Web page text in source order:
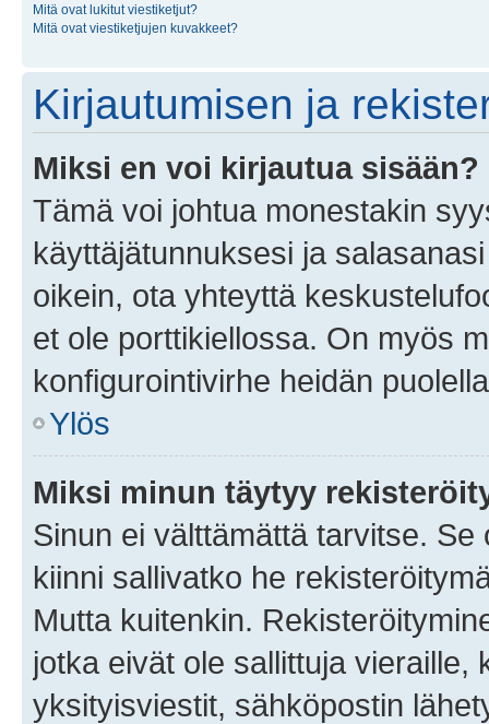
Mitä ovat lukitut viestiketjut?
Mitä ovat viestiketjujen kuvakkeet?
Kirjautumisen ja
Miksi en voi kirjautua sisään?
Tämä voi johtua monestakin
käyttäjätunnuksesi ja
oikein, ota yhteyttä
et ole porttikiellossa. On myös
konfigurointivirhe heidän
Ylös
Miksi minun täytyy
Sinun ei välttämättä tarvitse.
kiinni sallivatko he
Mutta kuitenkin.
jotka eivät ole sallittuja vieraille,
yksityisviestit, sähköpostin